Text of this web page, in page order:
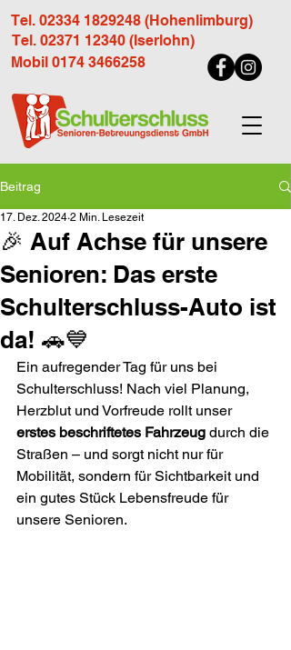
Tel. 02334 1829248 (Hohenlimburg)
Tel. 02371 12340 (Iserlohn)
Mobil 0174 3466258
Beitrag
🎉 Auf Achse für unsere
Senioren: Das erste
Schulterschluss-Auto ist
da! 🚗💙
17. Dez. 2024 2 Min. Lesezeit
Ein aufregender Tag für uns bei
Schulterschluss! Nach viel Planung,
Herzblut und Vorfreude rollt unser
erstes beschriftetes Fahrzeug durch die
Straßen – und sorgt nicht nur für
Mobilität, sondern für Sichtbarkeit und
ein gutes Stück Lebensfreude für
unsere Senioren.